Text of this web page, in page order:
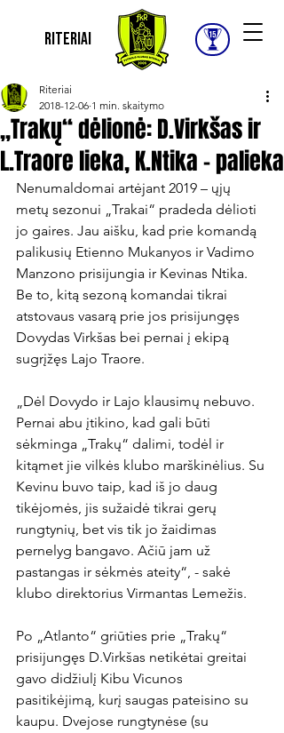
Riteriai
„Trakų“ dėlionė: D.Virkšas ir
L.Traore lieka, K.Ntika – palieka
Riteriai
2018-12-06 1 min. skaitymo
Nenumaldomai artėjant 2019 – ųjų
metų sezonui „Trakai“ pradeda dėlioti
jo gaires. Jau aišku, kad prie komandą
palikusių Etienno Mukanyos ir Vadimo
Manzono prisijungia ir Kevinas Ntika.
Be to, kitą sezoną komandai tikrai
atstovaus vasarą prie jos prisijungęs
Dovydas Virkšas bei pernai į ekipą
sugrįžęs Lajo Traore.
„Dėl Dovydo ir Lajo klausimų nebuvo.
Pernai abu įtikino, kad gali būti
sėkminga „Trakų“ dalimi, todėl ir
kitąmet jie vilkės klubo marškinėlius. Su
Kevinu buvo taip, kad iš jo daug
tikėjomės, jis sužaidė tikrai gerų
rungtynių, bet vis tik jo žaidimas
pernelyg bangavo. Ačiū jam už
pastangas ir sėkmės ateity“, - sakė
klubo direktorius Virmantas Lemežis.
Po „Atlanto“ griūties prie „Trakų“
prisijungęs D.Virkšas netikėtai greitai
gavo didžiulį Kibu Vicunos
pasitikėjimą, kurį saugas pateisino su
kaupu. Dvejose rungtynėse (su